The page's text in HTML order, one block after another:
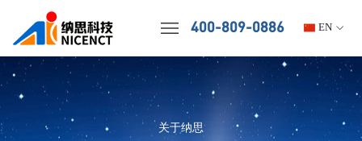
400-809-0886 EN
关于纳思